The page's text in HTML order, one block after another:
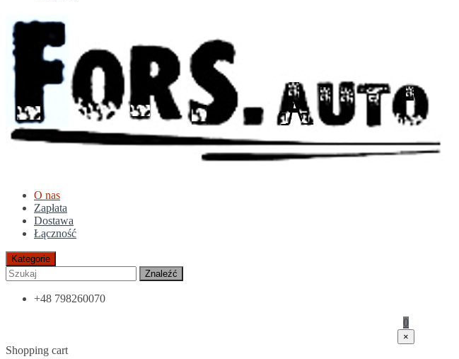
O nas
Zapłata
Dostawa
Łączność
Kategorie
Znaleźć
+48 798260070
0
×
Shopping cart